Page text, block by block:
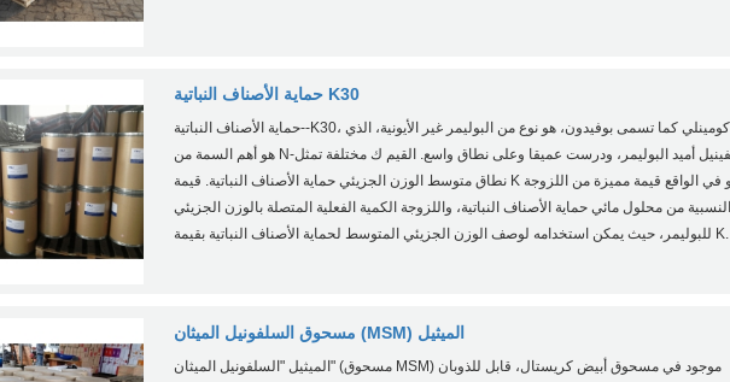
حماية الأصناف النباتية K30
حماية الأصناف النباتية--K30، كومينلي كما تسمى بوفيدون، هو نوع من البوليمر غير الأيونية، الذي
هو أهم السمة من N-الفينيل أميد البوليمر، ودرست عميقا وعلى نطاق واسع. القيم ك مختلفة تمثل
نطاق متوسط الوزن الجزيئي حماية الأصناف النباتية. قيمة K هو في الواقع قيمة مميزة من اللزوجة
النسبية من محلول مائي حماية الأصناف النباتية، واللزوجة الكمية الفعلية المتصلة بالوزن الجزيئي
للبوليمر، حيث يمكن استخدامه لوصف الوزن الجزيئي المتوسط لحماية الأصناف النباتية بقيمة K.
مسحوق السلفونيل الميثان (MSM) الميثيل
الميثيل "السلفونيل الميثان" (مسحوق MSM) موجود في مسحوق أبيض كريستال، قابل للذوبان